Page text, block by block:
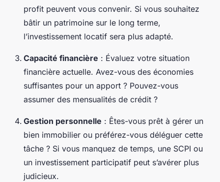
profit peuvent vous convenir. Si vous souhaitez
bâtir un patrimoine sur le long terme,
l’investissement locatif sera plus adapté.
Capacité financière : Évaluez votre situation
financière actuelle. Avez-vous des économies
suffisantes pour un apport ? Pouvez-vous
assumer des mensualités de crédit ?
Gestion personnelle : Êtes-vous prêt à gérer un
bien immobilier ou préférez-vous déléguer cette
tâche ? Si vous manquez de temps, une SCPI ou
un investissement participatif peut s’avérer plus
judicieux.